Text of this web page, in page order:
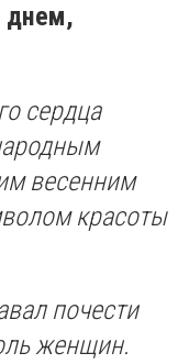
сердца
весенним
красоты
почести
женщин.